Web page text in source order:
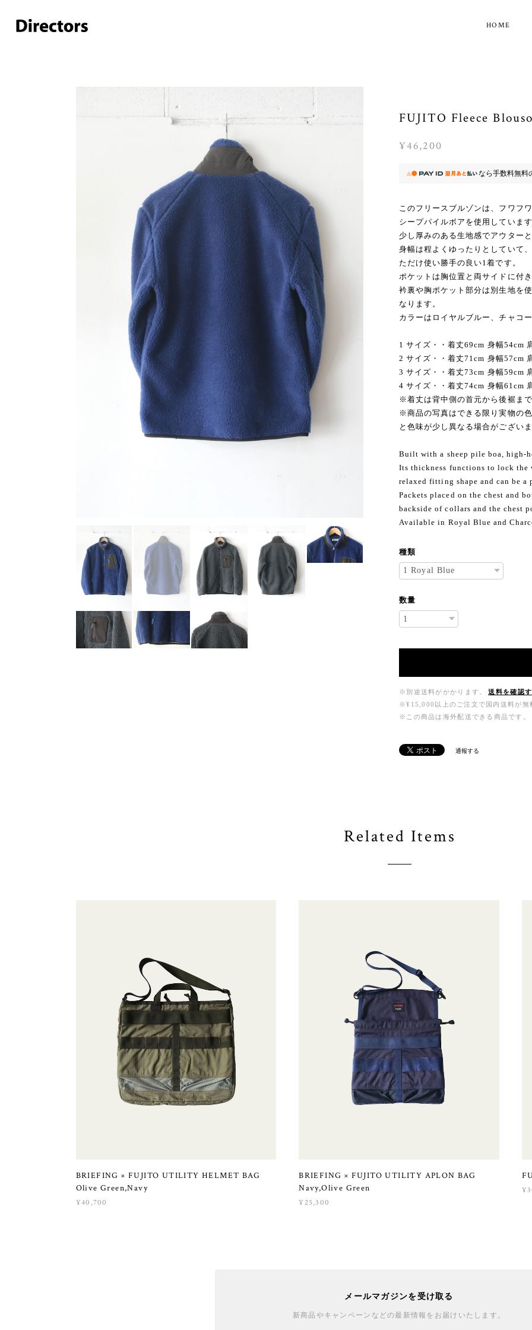
HOME
FUJITO Fleece
¥46,200
なら手数料無料
このフリースブルゾンは、フワフ
シープパイルボアを使用しています
少し厚みのある生地感でアウター
身幅は程よくゆったりとしていて
ただけ使い勝手の良い1着です。
ポケットは胸位置と両サイドに付き
衿裏や胸ポケット部分は別生地を
なります。
カラーはロイヤルブルー、チャコー
1 サイズ・・着丈69cm 身幅54cm
2 サイズ・・着丈71cm 身幅57cm
3 サイズ・・着丈73cm 身幅59cm
4 サイズ・・着丈74cm 身幅61cm
※着丈は背中側の首元から後裾まで
※商品の写真はできる限り実物の
と色味が少し異なる場合がございま
Built with a sheep pile boa, high-
Its thickness functions to lock the
relaxed fitting shape and can be a
Packets placed on the chest and
backside of collars and the chest
Available in Royal Blue and
種類
数量
※別途送料がかかります。
送料を確認す
※¥15,000以上のご注文で国内送料が無
※この商品は海外配送できる商品です。
通報する
Related Items
BRIEFING × FUJITO UTILITY HELMET BAG
Olive Green,Navy
¥40,700
BRIEFING × FUJITO UTILITY APLON BAG
Navy,Olive Green
¥25,300
メールマガジンを受け取る
新商品やキャンペーンなどの最新情報をお届けいたします。